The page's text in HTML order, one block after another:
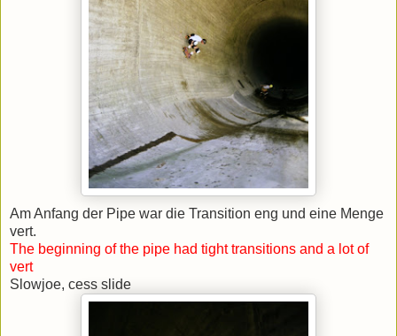
Am Anfang der Pipe war die Transition eng und eine Menge
vert.
The beginning of the pipe had tight transitions and a lot of
vert
Slowjoe, cess slide